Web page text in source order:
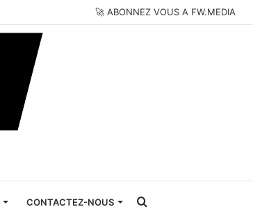
🚀 ABONNEZ VOUS A FW.MEDIA
CONTACTEZ-NOUS Rechercher